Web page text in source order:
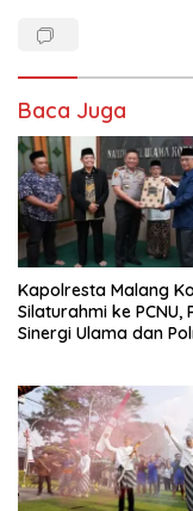
Baca Juga
Kapolresta Malang
Silaturahmi ke PCNU,
Sinergi Ulama dan